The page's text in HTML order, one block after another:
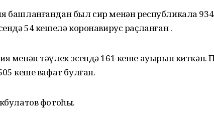
башланғандан был сир менән республикала
54 кешелә коронавирус раҫланған .
менән тәүлек эсендә 161 кеше ауырып киткән.
кеше вафат булған.
фотоһы.